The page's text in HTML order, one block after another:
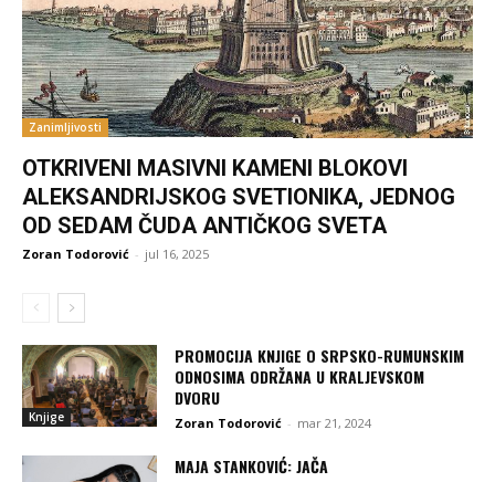
Zanimljivosti
OTKRIVENI MASIVNI KAMENI BLOKOVI
ALEKSANDRIJSKOG SVETIONIKA, JEDNOG
OD SEDAM ČUDA ANTIČKOG SVETA
Zoran Todorović - jul 16, 2025
Knjige
PROMOCIJA KNJIGE O SRPSKO-RUMUNSKIM
ODNOSIMA ODRŽANA U KRALJEVSKOM
DVORU
Zoran Todorović - mar 21, 2024
MAJA STANKOVIĆ: JAČA